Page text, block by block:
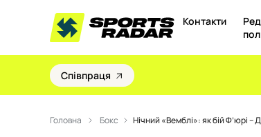
Контакти
Співпраця
Головна Бокс Нічний «Вемблі»: як бій Ф’юрі